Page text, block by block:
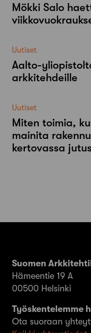
Mökki Salo
Uutiset
Aalto-​
arkkitehdeille
Uutiset
Miten toimia,
mainita
kertovassa
Suomen
Hämeentie 19 A
00500 Helsinki
Työskentelemme
Ota suoraan